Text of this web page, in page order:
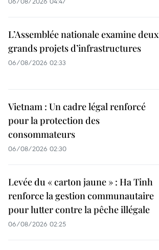
L’Assemblée nationale examine deux
grands projets d’infrastructures
06/08/2026 02:33
Vietnam : Un cadre légal renforcé
pour la protection des
consommateurs
06/08/2026 02:30
Levée du « carton jaune » : Ha Tinh
renforce la gestion communautaire
pour lutter contre la pêche illégale
06/08/2026 02:25